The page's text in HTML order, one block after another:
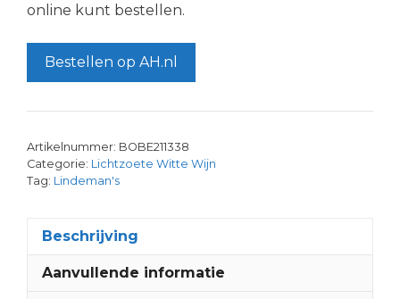
online kunt bestellen.
Bestellen op AH.nl
Artikelnummer: BOBE211338
Categorie: Lichtzoete Witte Wijn
Tag: Lindeman's
Beschrijving
Aanvullende informatie